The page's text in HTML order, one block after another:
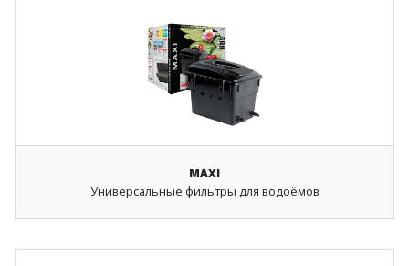
MAXI
Универсальные фильтры для водоёмов